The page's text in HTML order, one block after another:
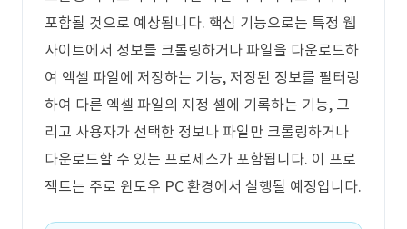
포함될 것으로 예상됩니다. 핵심 기능으로는 특정 웹
사이트에서 정보를 크롤링하거나 파일을 다운로드하
여 엑셀 파일에 저장하는 기능, 저장된 정보를 필터링
하여 다른 엑셀 파일의 지정 셀에 기록하는 기능, 그
리고 사용자가 선택한 정보나 파일만 크롤링하거나
다운로드할 수 있는 프로세스가 포함됩니다. 이 프로
젝트는 주로 윈도우 PC 환경에서 실행될 예정입니다.